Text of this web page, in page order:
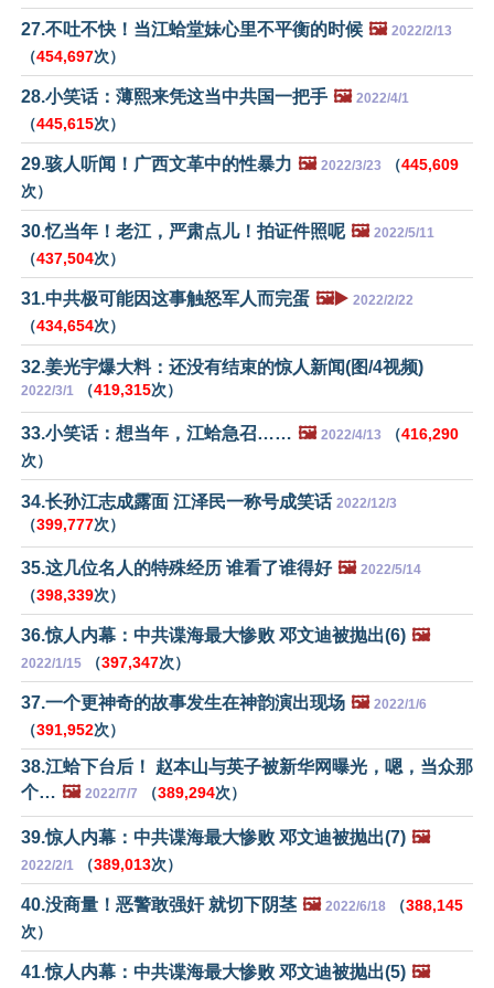
27.不吐不快！当江蛤堂妹心里不平衡的时候 🖼️ 2022/2/13
（454,697次）
28.小笑话：薄熙来凭这当中共国一把手 🖼️ 2022/4/1
（445,615次）
29.骇人听闻！广西文革中的性暴力 🖼️ 2022/3/23 （445,609
次）
30.忆当年！老江，严肃点儿！拍证件照呢 🖼️ 2022/5/11
（437,504次）
31.中共极可能因这事触怒军人而完蛋 🖼️▶️ 2022/2/22
（434,654次）
32.姜光宇爆大料：还没有结束的惊人新闻(图/4视频)
2022/3/1 （419,315次）
33.小笑话：想当年，江蛤急召…… 🖼️ 2022/4/13 （416,290
次）
34.长孙江志成露面 江泽民一称号成笑话 2022/12/3
（399,777次）
35.这几位名人的特殊经历 谁看了谁得好 🖼️ 2022/5/14
（398,339次）
36.惊人内幕：中共谍海最大惨败 邓文迪被抛出(6) 🖼️
2022/1/15 （397,347次）
37.一个更神奇的故事发生在神韵演出现场 🖼️ 2022/1/6
（391,952次）
38.江蛤下台后！ 赵本山与英子被新华网曝光，嗯，当众那
个… 🖼️ 2022/7/7 （389,294次）
39.惊人内幕：中共谍海最大惨败 邓文迪被抛出(7) 🖼️
2022/2/1 （389,013次）
40.没商量！恶警敢强奸 就切下阴茎 🖼️ 2022/6/18 （388,145
次）
41.惊人内幕：中共谍海最大惨败 邓文迪被抛出(5) 🖼️